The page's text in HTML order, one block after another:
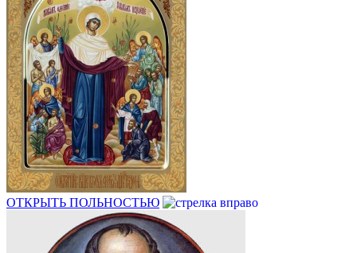
ОТКРЫТЬ ПОЛЬНОСТЬЮ